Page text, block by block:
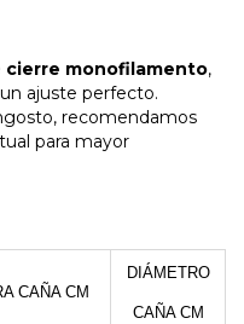
cierre monofilamento,
ajuste perfecto.
recomendamos
para mayor
CAÑA CM
DIÁMETRO
CAÑA CM